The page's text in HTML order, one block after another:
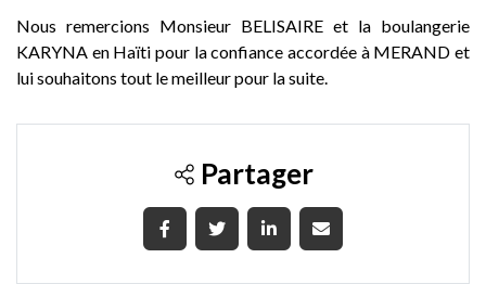
Nous remercions Monsieur BELISAIRE et la boulangerie
KARYNA en Haïti pour la confiance accordée à MERAND et
lui souhaitons tout le meilleur pour la suite.
Partager